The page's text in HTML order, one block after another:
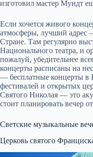
изготовил мастер Мундт
Если хочется живого
атмосферы, лучший адрес
Стране. Там регулярно
Национального театра, и
пожалуй, убедительнее
концерты расписаны на
— бесплатные концерты в
фестивалей и открытых
Святого Николая — это
стоит планировать вечер
Светские музыкальные
Церковь святого